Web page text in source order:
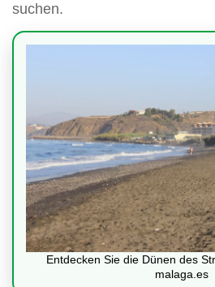
suchen.
Entdecken Sie die Dünen des
malaga.es